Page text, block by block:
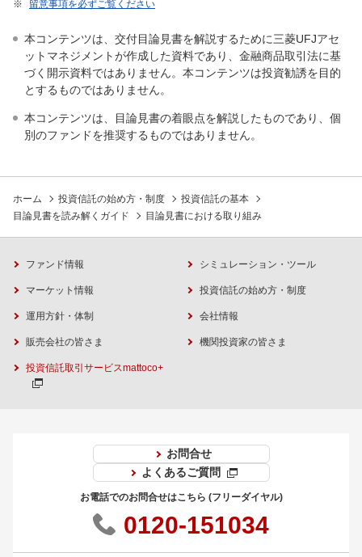
※ 留意事項を必ずご覧ください
本コンテンツは、交付目論見書を解説するために三菱UFJアセ
ットマネジメントが作成した資料であり、金融商品取引法に基
づく開示資料ではありません。本コンテンツは投資勧誘を目的
とするものではありません。
本コンテンツは、目論見書の着眼点を解説したものであり、個
別のファンドを推奨するものではありません。
ホーム 投資信託の始め方・制度
投資信託の基本
目論見書を読み解くガイド
目論見書における取り組み
ファンド情報 シミュレーション・ツール
マーケット情報 投資信託の始め方・制度
運用方針・体制 会社情報
販売会社の皆さま 機関投資家の皆さま
投資信託取引サービスmattoco+
お問合せ
よくあるご質問
お電話でのお問合せはこちら (フリーダイヤル)
0120-151034